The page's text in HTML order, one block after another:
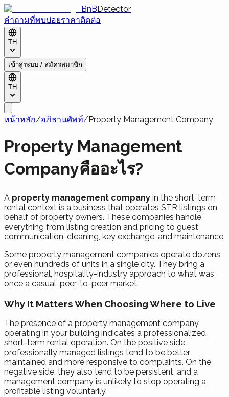
BnBDetector
คำถามที่พบบ่อยราคาติดต่อ
TH
เข้าสู่ระบบ / สมัครสมาชิก
TH
หน้าหลัก/อภิธานศัพท์/Property Management Company
Property Management
Companyคืออะไร?
A property management company in the short-term
rental context is a business that operates STR listings on
behalf of property owners. These companies handle
everything from listing creation and pricing to guest
communication, cleaning, key exchange, and maintenance.
Some property management companies operate dozens
or even hundreds of units in a single city. They bring a
professional, hospitality-industry approach to what was
once a casual, peer-to-peer market.
Why It Matters When Choosing Where to Live
The presence of a property management company
operating in your building indicates a professionalized
short-term rental operation. On the positive side,
professionally managed listings tend to be better
maintained and more responsive to complaints. On the
negative side, they also tend to be persistent, and a
management company is unlikely to stop operating a
profitable listing voluntarily.